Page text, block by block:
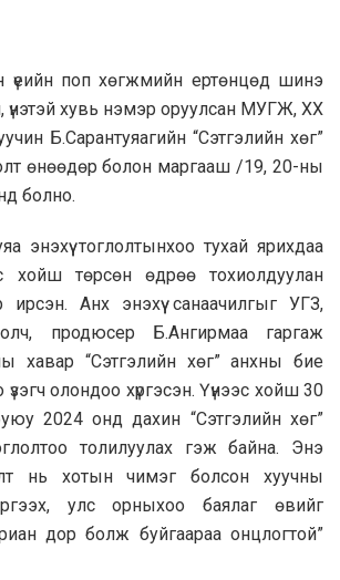
үеийн поп хөгжмийн ертөнцөд шинэ
үнэтэй хувь нэмэр оруулсан МУГЖ, ХХ
Б.Сарантуяагийн “Сэтгэлийн хөг”
өнөөдөр болон маргааш /19, 20-ны
болно.
энэхүү тоглолтынхоо тухай ярихдаа
хойш төрсөн өдрөө тохиолдуулан
ирсэн. Анх энэхүү санаачилгыг УГЗ,
продюсер Б.Ангирмаа гаргаж
хавар “Сэтгэлийн хөг” анхны бие
олондоо хүргэсэн. Үүнээс хойш 30
2024 онд дахин “Сэтгэлийн хөг”
толилуулах гэж байна. Энэ
нь хотын чимэг болсон хуучны
улс орныхоо баялаг өвийг
дор болж буйгаараа онцлогтой”